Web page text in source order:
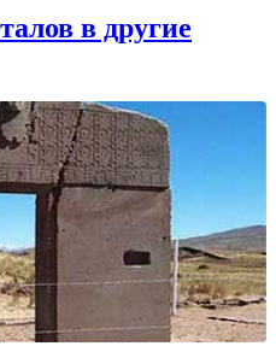
в другие